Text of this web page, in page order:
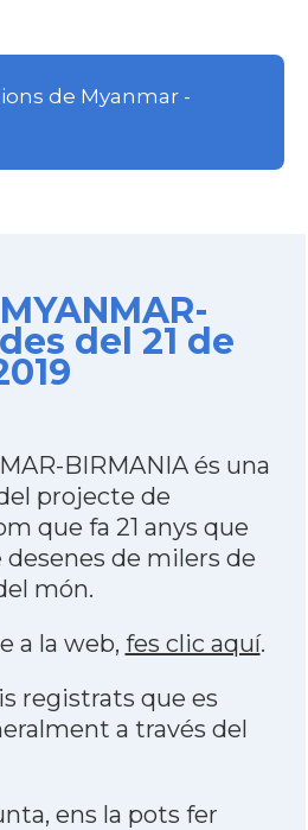
de Myanmar -
del 21 de
BIRMANIA és una
projecte de
que fa 21 anys que
de milers de
món.
a la web, fes clic aquí.
registrats que es
a través del
ens la pots fer